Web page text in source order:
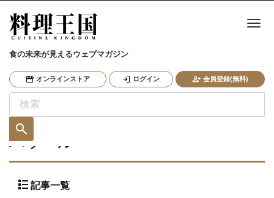
食の未来が見えるウェブマガジン
オンラインストア ログイン 会員登録(無料)
ナ
ハラール
記事一覧